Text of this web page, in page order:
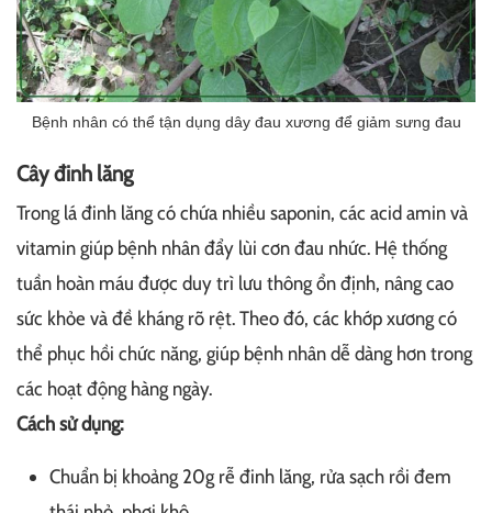
Bệnh nhân có thể tận dụng dây đau xương để giảm sưng đau
Cây đinh lăng
Trong lá đinh lăng có chứa nhiều saponin, các acid amin và
vitamin giúp bệnh nhân đẩy lùi cơn đau nhức. Hệ thống
tuần hoàn máu được duy trì lưu thông ổn định, nâng cao
sức khỏe và đề kháng rõ rệt. Theo đó, các khớp xương có
thể phục hồi chức năng, giúp bệnh nhân dễ dàng hơn trong
các hoạt động hàng ngày.
Cách sử dụng:
Chuẩn bị khoảng 20g rễ đinh lăng, rửa sạch rồi đem